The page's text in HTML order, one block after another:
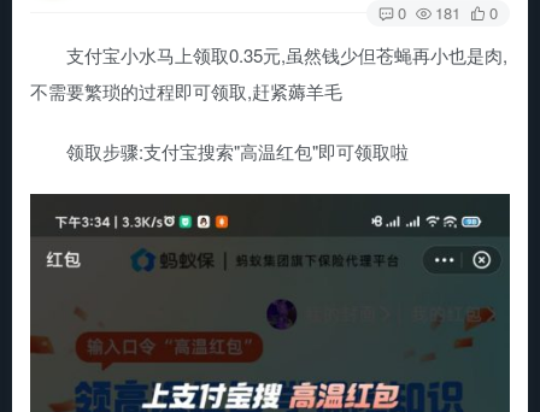
0 181 0
支付宝小水马上领取0.35元,虽然钱少但苍蝇再小也是肉,
不需要繁琐的过程即可领取,赶紧薅羊毛
领取步骤:支付宝搜索"高温红包"即可领取啦